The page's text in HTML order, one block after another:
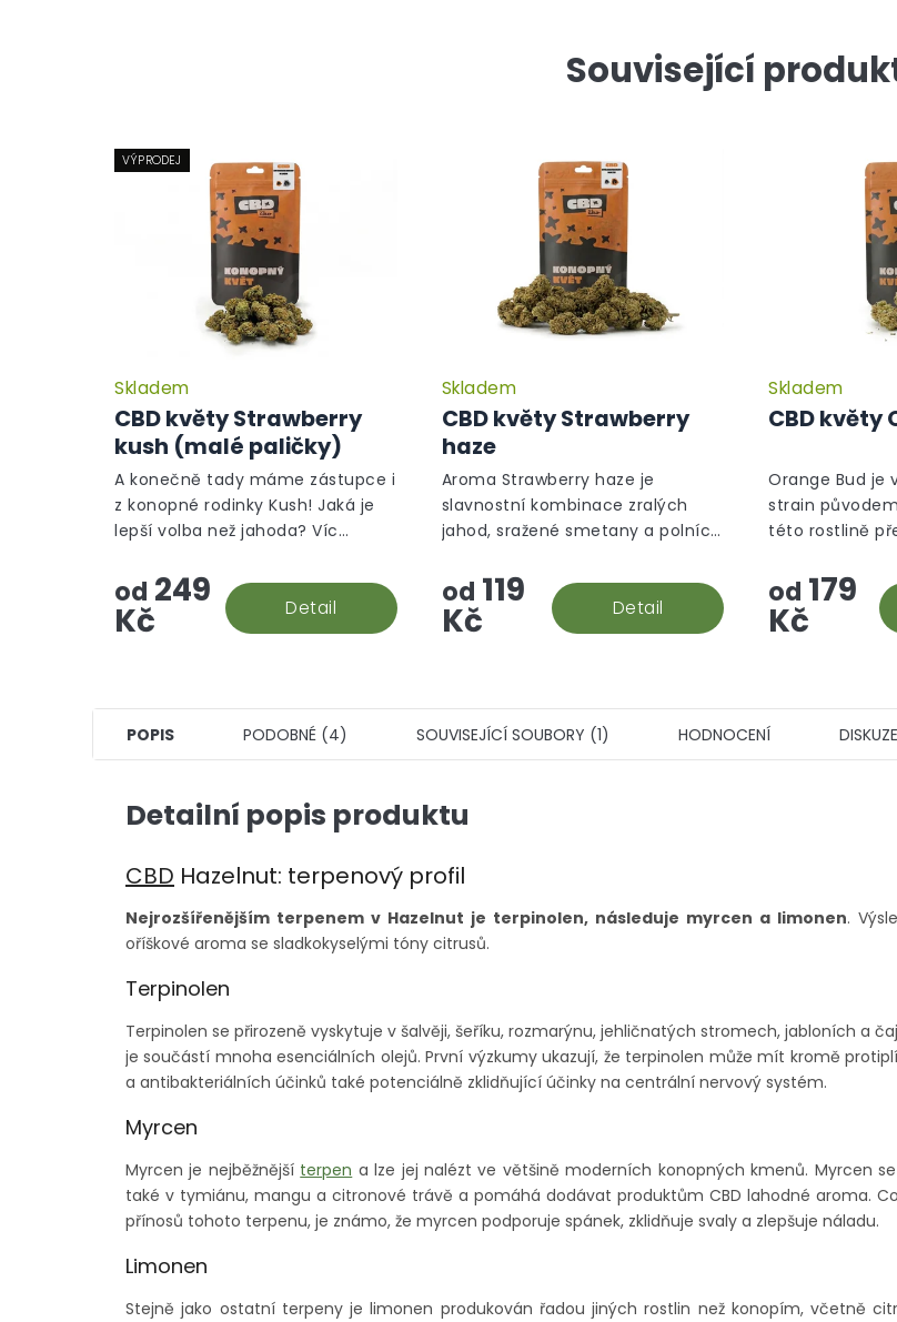
Související
VÝPRODEJ
CBD květy Strawberry
kush (malé paličky)
Skladem
od 249
Kč Detail
A konečně tady máme zástupce i
z konopné rodinky Kush! Jaká je
lepší volba než jahoda? Víc
nejlepší cenu! To je náš
Strawberry kush, greenhouse.
CBD květy Strawberry
haze
Skladem
od 119
Kč Detail
Aroma Strawberry haze je
slavnostní kombinace zralých
jahod, sražené smetany a polních
CBD květy
Skladem
od 179
Kč
Orange Bud je
strain
této rostlině
viditelný, díky
oranžových
POPIS PODOBNÉ (4) SOUVISEJÍCÍ SOUBORY (1) HODNOCENÍ DISKUZE
Detailní popis produktu
CBD Hazelnut: terpenový profil
Nejrozšířenějším terpenem v Hazelnut je terpinolen, následuje myrcen a limonen.
oříškové aroma se sladkokyselými tóny citrusů.
Terpinolen
Terpinolen se přirozeně vyskytuje v šalvěji, šeříku, rozmarýnu, jehličnatých stromech, jabloních a
je součástí mnoha esenciálních olejů. První výzkumy ukazují, že terpinolen může mít kromě
a antibakteriálních účinků také potenciálně zklidňující účinky na centrální nervový systém.
Myrcen
Myrcen je nejběžnější terpen a lze jej nalézt ve většině moderních konopných kmenů. Myrcen
také v tymiánu, mangu a citronové trávě a pomáhá dodávat produktům CBD lahodné aroma.
přínosů tohoto terpenu, je známo, že myrcen podporuje spánek, zklidňuje svaly a zlepšuje náladu.
Limonen
Stejně jako ostatní terpeny je limonen produkován řadou jiných rostlin než konopím, včetně